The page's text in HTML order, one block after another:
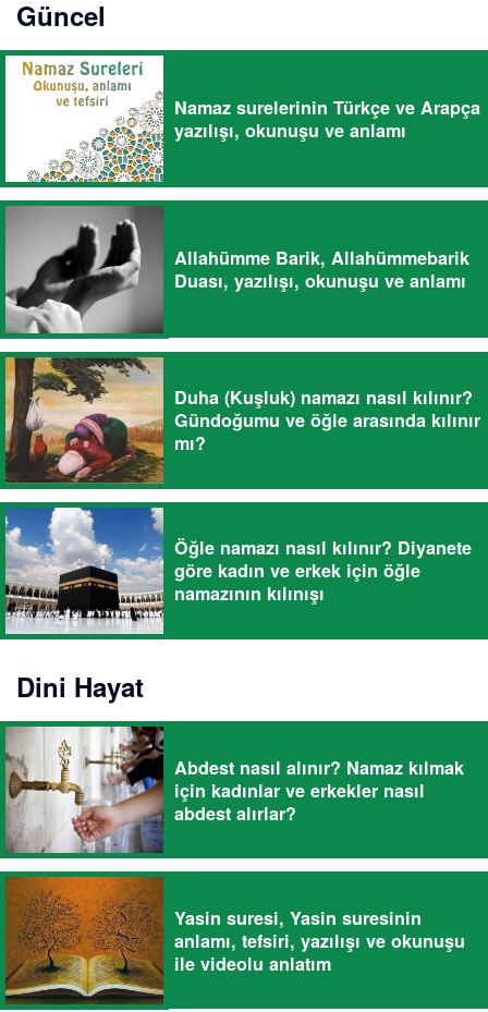
Güncel
Namaz surelerinin Türkçe ve Arapça
yazılışı, okunuşu ve anlamı
Allahümme Barik, Allahümmebarik
Duası, yazılışı, okunuşu ve anlamı
Duha (Kuşluk) namazı nasıl kılınır?
Gündoğumu ve öğle arasında kılınır
mı?
Öğle namazı nasıl kılınır? Diyanete
göre kadın ve erkek için öğle
namazının kılınışı
Dini Hayat
Abdest nasıl alınır? Namaz kılmak
için kadınlar ve erkekler nasıl
abdest alırlar?
Yasin suresi, Yasin suresinin
anlamı, tefsiri, yazılışı ve okunuşu
ile videolu anlatım